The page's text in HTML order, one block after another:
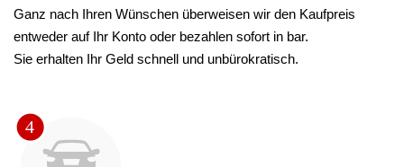
Ganz nach Ihren Wünschen überweisen wir den Kaufpreis
entweder auf Ihr Konto oder bezahlen sofort in bar.
Sie erhalten Ihr Geld schnell und unbürokratisch.